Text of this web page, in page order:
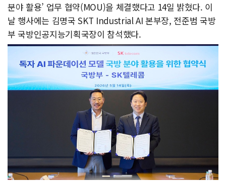
분야 활용’ 업무 협약(MOU)을 체결했다고 14일 밝혔다. 이
날 행사에는 김명국 SKT Industrial AI 본부장, 전준범 국방
부 국방인공지능기획국장이 참석했다.